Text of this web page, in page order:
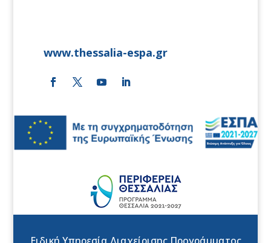
www.thessalia-espa.gr